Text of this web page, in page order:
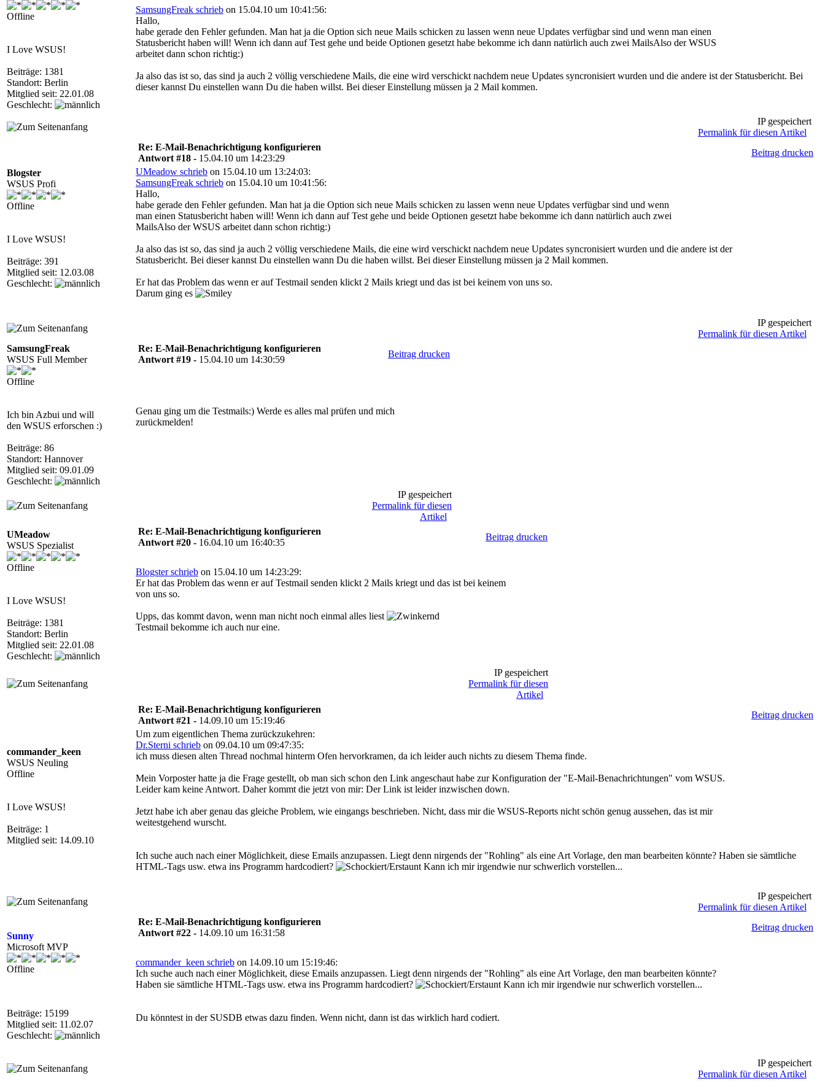
Offline
I Love WSUS!
Beiträge: 1381
Standort: Berlin
Mitglied seit: 22.01.08
Geschlecht:
SamsungFreak schrieb on 15.04.10 um 10:41:56:
Hallo,
habe gerade den Fehler gefunden. Man hat ja die Option sich neue Mails schicken zu lassen wenn neue Updates verfügbar sind und wenn man einen
Statusbericht haben will! Wenn ich dann auf Test gehe und beide Optionen gesetzt habe bekomme ich dann natürlich auch zwei MailsAlso der WSUS
arbeitet dann schon richtig:)
Ja also das ist so, das sind ja auch 2 völlig verschiedene Mails, die eine wird verschickt nachdem neue Updates syncronisiert wurden und die andere ist der Statusbericht. Bei
dieser kannst Du einstellen wann Du die haben willst. Bei dieser Einstellung müssen ja 2 Mail kommen.
IP gespeichert
Permalink für diesen Artikel
Blogster
WSUS Profi
Offline
I Love WSUS!
Beiträge: 391
Mitglied seit: 12.03.08
Geschlecht:
Re: E-Mail-Benachrichtigung konfigurieren
Antwort #18 - 15.04.10 um 14:23:29
Beitrag drucken
UMeadow schrieb on 15.04.10 um 13:24:03:
SamsungFreak schrieb on 15.04.10 um 10:41:56:
Hallo,
habe gerade den Fehler gefunden. Man hat ja die Option sich neue Mails schicken zu lassen wenn neue Updates verfügbar sind und wenn
man einen Statusbericht haben will! Wenn ich dann auf Test gehe und beide Optionen gesetzt habe bekomme ich dann natürlich auch zwei
MailsAlso der WSUS arbeitet dann schon richtig:)
Ja also das ist so, das sind ja auch 2 völlig verschiedene Mails, die eine wird verschickt nachdem neue Updates syncronisiert wurden und die andere ist der
Statusbericht. Bei dieser kannst Du einstellen wann Du die haben willst. Bei dieser Einstellung müssen ja 2 Mail kommen.
Er hat das Problem das wenn er auf Testmail senden klickt 2 Mails kriegt und das ist bei keinem von uns so.
Darum ging es
IP gespeichert
Permalink für diesen Artikel
SamsungFreak
WSUS Full Member
Offline
Ich bin Azbui und will
den WSUS erforschen :)
Beiträge: 86
Standort: Hannover
Mitglied seit: 09.01.09
Geschlecht:
Re: E-Mail-Benachrichtigung konfigurieren
Antwort #19 - 15.04.10 um 14:30:59
Beitrag drucken
Genau ging um die Testmails:) Werde es alles mal prüfen und mich
zurückmelden!
IP gespeichert
Permalink für diesen
Artikel
UMeadow
WSUS Spezialist
Offline
I Love WSUS!
Beiträge: 1381
Standort: Berlin
Mitglied seit: 22.01.08
Geschlecht:
Re: E-Mail-Benachrichtigung konfigurieren
Antwort #20 - 16.04.10 um 16:40:35
Beitrag drucken
Blogster schrieb on 15.04.10 um 14:23:29:
Er hat das Problem das wenn er auf Testmail senden klickt 2 Mails kriegt und das ist bei keinem
von uns so.
Upps, das kommt davon, wenn man nicht noch einmal alles liest
Testmail bekomme ich auch nur eine.
IP gespeichert
Permalink für diesen
Artikel
commander_keen
WSUS Neuling
Offline
I Love WSUS!
Beiträge: 1
Mitglied seit: 14.09.10
Re: E-Mail-Benachrichtigung konfigurieren
Antwort #21 - 14.09.10 um 15:19:46
Beitrag drucken
Um zum eigentlichen Thema zurückzukehren:
Dr.Sterni schrieb on 09.04.10 um 09:47:35:
ich muss diesen alten Thread nochmal hinterm Ofen hervorkramen, da ich leider auch nichts zu diesem Thema finde.
Mein Vorposter hatte ja die Frage gestellt, ob man sich schon den Link angeschaut habe zur Konfiguration der "E-Mail-Benachrichtungen" vom WSUS.
Leider kam keine Antwort. Daher kommt die jetzt von mir: Der Link ist leider inzwischen down.
Jetzt habe ich aber genau das gleiche Problem, wie eingangs beschrieben. Nicht, dass mir die WSUS-Reports nicht schön genug aussehen, das ist mir
weitestgehend wurscht.
Ich suche auch nach einer Möglichkeit, diese Emails anzupassen. Liegt denn nirgends der "Rohling" als eine Art Vorlage, den man bearbeiten könnte? Haben sie sämtliche
HTML-Tags usw. etwa ins Programm hardcodiert?
Kann ich mir irgendwie nur schwerlich vorstellen...
IP gespeichert
Permalink für diesen Artikel
Sunny
Microsoft MVP
Offline
Beiträge: 15199
Mitglied seit: 11.02.07
Geschlecht:
Re: E-Mail-Benachrichtigung konfigurieren
Antwort #22 - 14.09.10 um 16:31:58
Beitrag drucken
commander_keen schrieb on 14.09.10 um 15:19:46:
Ich suche auch nach einer Möglichkeit, diese Emails anzupassen. Liegt denn nirgends der "Rohling" als eine Art Vorlage, den man bearbeiten könnte?
Haben sie sämtliche HTML-Tags usw. etwa ins Programm hardcodiert?
Kann ich mir irgendwie nur schwerlich vorstellen...
Du könntest in der SUSDB etwas dazu finden. Wenn nicht, dann ist das wirklich hard codiert.
IP gespeichert
Permalink für diesen Artikel